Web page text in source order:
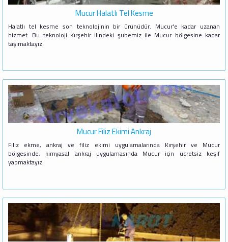
Mucur Halatlı Tel Kesme
Halatlı tel kesme son teknolojinin bir ürünüdür. Mucur'e kadar uzanan
hizmet. Bu teknoloji Kırşehir ilindeki şubemiz ile Mucur bölgesine kadar
taşımaktayız.
Mucur Filiz Ekimi Ankraj
Filiz ekme, ankraj ve filiz ekimi uygulamalarında Kırşehir ve Mucur
bölgesinde, kimyasal ankraj uygulamasında Mucur için ücretsiz keşif
yapmaktayız.